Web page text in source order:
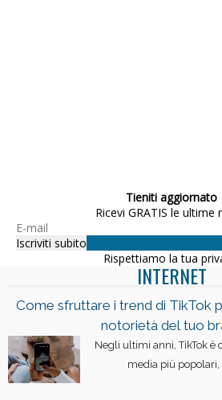
Tieniti aggiornato
Ricevi GRATIS le ultime
Rispettiamo la tua
INTERNET
Come sfruttare i trend di TikTok
notorietà del tuo
Negli ultimi anni, TikTok è
media più popolari,